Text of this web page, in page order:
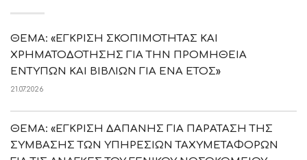
ΘΕΜΑ: «ΕΓΚΡΙΣΗ ΣΚΟΠΙΜΟΤΗΤΑΣ ΚΑΙ
ΧΡΗΜΑΤΟΔΟΤΗΣΗΣ ΓΙΑ ΤΗΝ ΠΡΟΜΗΘΕΙΑ
ΕΝΤΥΠΩΝ ΚΑΙ ΒΙΒΛΙΩΝ ΓΙΑ ΕΝΑ ΕΤΟΣ»
21.07.2026
ΘΕΜΑ: «ΕΓΚΡΙΣΗ ΔΑΠΑΝΗΣ ΓΙΑ ΠΑΡΑΤΑΣΗ ΤΗΣ
ΣΥΜΒΑΣΗΣ ΤΩΝ ΥΠΗΡΕΣΙΩΝ ΤΑΧΥΜΕΤΑΦΟΡΩΝ